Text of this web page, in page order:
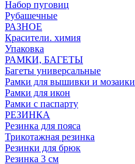
Набор пуговиц
Рубашечные
РАЗНОЕ
Красители. химия
Упаковка
РАМКИ, БАГЕТЫ
Багеты универсальные
Рамки для вышивки и мозаики
Рамки для икон
Рамки с паспарту
РЕЗИНКА
Резинка для пояса
Трикотажная резинка
Резинки для брюк
Резинка 3 см